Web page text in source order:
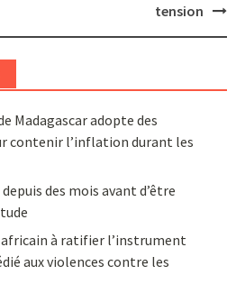
tension
Madagascar adopte des
contenir l’inflation durant les
des mois avant d’être
africain à ratifier l’instrument
aux violences contre les